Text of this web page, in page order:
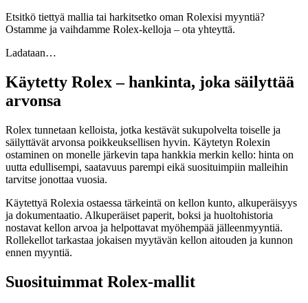
Etsitkö tiettyä mallia tai harkitsetko oman Rolexisi myyntiä?
Ostamme ja vaihdamme Rolex-kelloja – ota yhteyttä.
Ladataan…
Käytetty Rolex – hankinta, joka säilyttää
arvonsa
Rolex tunnetaan kelloista, jotka kestävät sukupolvelta toiselle ja
säilyttävät arvonsa poikkeuksellisen hyvin. Käytetyn Rolexin
ostaminen on monelle järkevin tapa hankkia merkin kello: hinta on
uutta edullisempi, saatavuus parempi eikä suosituimpiin malleihin
tarvitse jonottaa vuosia.
Käytettyä Rolexia ostaessa tärkeintä on kellon kunto, alkuperäisyys
ja dokumentaatio. Alkuperäiset paperit, boksi ja huoltohistoria
nostavat kellon arvoa ja helpottavat myöhempää jälleenmyyntiä.
Rollekellot tarkastaa jokaisen myytävän kellon aitouden ja kunnon
ennen myyntiä.
Suosituimmat Rolex-mallit